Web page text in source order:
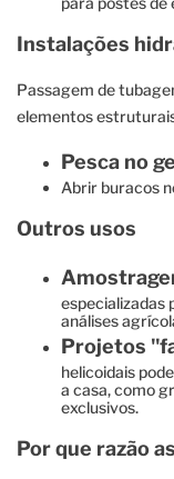
Instalações
Passagem de
elementos
Pesca no
Abrir buracos
Outros usos
especializadas
análises
Projetos
helicoidais
a casa, como
exclusivos.
Por que razão